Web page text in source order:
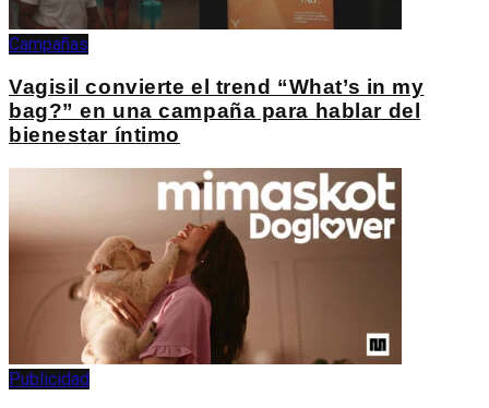
Campañas
Vagisil convierte el trend “What’s in my
bag?” en una campaña para hablar del
bienestar íntimo
Publicidad